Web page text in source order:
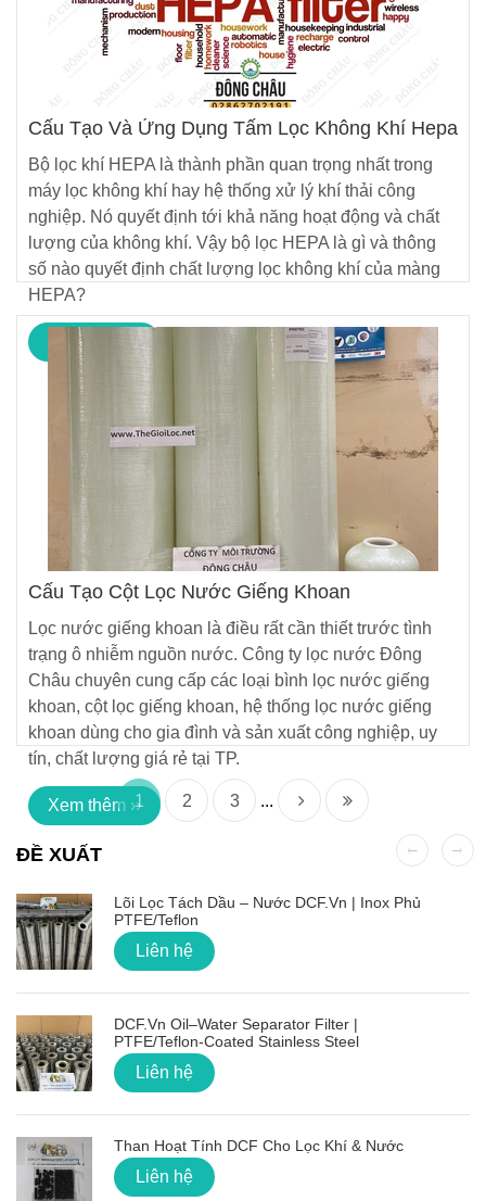
Cấu Tạo Và Ứng Dụng Tấm Lọc Không Khí Hepa
Bộ lọc khí HEPA là thành phần quan trọng nhất trong
máy lọc không khí hay hệ thống xử lý khí thải công
nghiệp. Nó quyết định tới khả năng hoạt động và chất
lượng của không khí. Vậy bộ lọc HEPA là gì và thông
số nào quyết định chất lượng lọc không khí của màng
HEPA?
Xem thêm ››
Cấu Tạo Cột Lọc Nước Giếng Khoan
Lọc nước giếng khoan là điều rất cần thiết trước tình
trạng ô nhiễm nguồn nước. Công ty lọc nước Đông
Châu chuyên cung cấp các loại bình lọc nước giếng
khoan, cột lọc giếng khoan, hệ thống lọc nước giếng
khoan dùng cho gia đình và sản xuất công nghiệp, uy
tín, chất lượng giá rẻ tại TP.
Xem thêm ››
1 2 3 ...
ĐỀ XUẤT
Lõi Lọc Tách Dầu – Nước DCF.vn | Inox Phủ
PTFE/Teflon
Liên hệ
DCF.vn Oil–Water Separator Filter |
PTFE/Teflon‑Coated Stainless Steel
Liên hệ
Than Hoạt Tính DCF Cho Lọc Khí & Nước
Liên hệ